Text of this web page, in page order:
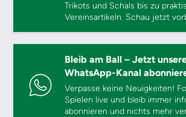
Trikots und Schals bis zu
Vereinsartikeln. Schau jetzt
Bleib am Ball – Jetzt
WhatsApp-Kanal
Verpasse keine Neuigkeiten!
Spielen live und bleib immer
abonnieren und nichts mehr